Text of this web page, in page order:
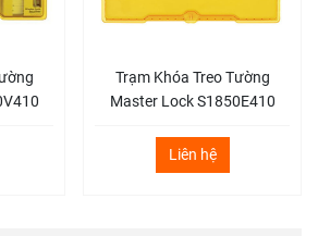
Trạm Khóa Treo Tường
Master Lock S1850E410
Liên hệ